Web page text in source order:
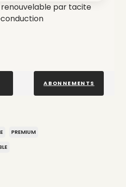
par tacite
ABONNEMENTS
PREMIUM